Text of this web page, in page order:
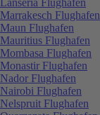
Marrakesch Flughafen
Maun Flughafen
Mauritius Flughafen
Mombasa Flughafen
Monastir Flughafen
Nador Flughafen
Nairobi Flughafen
Nelspruit Flughafen